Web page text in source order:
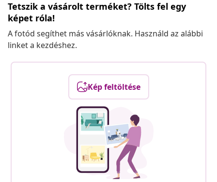
Tetszik a vásárolt terméket? Tölts fel egy
képet róla!
A fotód segíthet más vásárlóknak. Használd az alábbi
linket a kezdéshez.
Kép feltöltése